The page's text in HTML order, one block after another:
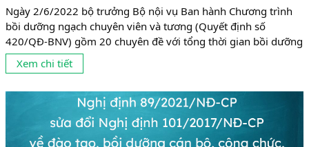
Ngày 2/6/2022 bộ trưởng Bộ nội vụ Ban hành Chương trình
bồi dưỡng ngạch chuyên viên và tương (Quyết định số
420/QĐ-BNV) gồm 20 chuyên đề với tổng thời gian bồi dưỡng
là 160 tiết (08 tiết/ngày). Đối tượng tham gia bồi dưỡng được
quy định như sau: Công chức ngạch chuyên viên và tương
Xem chi tiết